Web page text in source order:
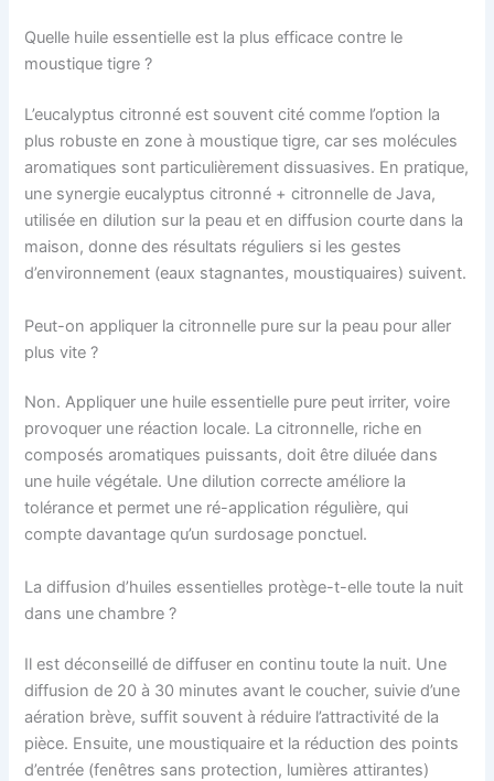
Quelle huile essentielle est la plus efficace contre le
moustique tigre ?
L’eucalyptus citronné est souvent cité comme l’option la
plus robuste en zone à moustique tigre, car ses molécules
aromatiques sont particulièrement dissuasives. En pratique,
une synergie eucalyptus citronné + citronnelle de Java,
utilisée en dilution sur la peau et en diffusion courte dans la
maison, donne des résultats réguliers si les gestes
d’environnement (eaux stagnantes, moustiquaires) suivent.
Peut-on appliquer la citronnelle pure sur la peau pour aller
plus vite ?
Non. Appliquer une huile essentielle pure peut irriter, voire
provoquer une réaction locale. La citronnelle, riche en
composés aromatiques puissants, doit être diluée dans
une huile végétale. Une dilution correcte améliore la
tolérance et permet une ré-application régulière, qui
compte davantage qu’un surdosage ponctuel.
La diffusion d’huiles essentielles protège-t-elle toute la nuit
dans une chambre ?
Il est déconseillé de diffuser en continu toute la nuit. Une
diffusion de 20 à 30 minutes avant le coucher, suivie d’une
aération brève, suffit souvent à réduire l’attractivité de la
pièce. Ensuite, une moustiquaire et la réduction des points
d’entrée (fenêtres sans protection, lumières attirantes)